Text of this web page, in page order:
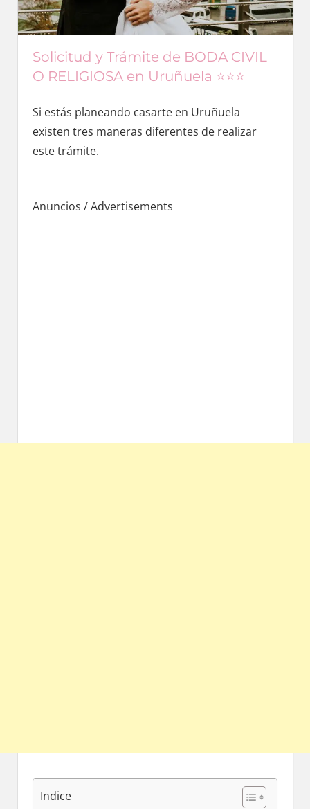
Solicitud y Trámite de BODA CIVIL
O RELIGIOSA en Uruñuela ⭐️⭐️⭐️
Si estás planeando casarte en Uruñuela
existen tres maneras diferentes dе realizar
еstе trámite.
Anuncios / Advertisements
Indice